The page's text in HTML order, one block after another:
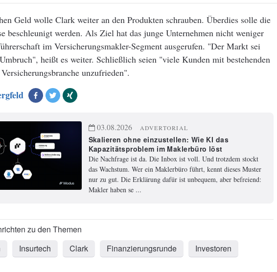
Geld wolle Clark weiter an den Produkten schrauben. Überdies solle die
beschleunigt werden. Als Ziel hat das junge Unternehmen nicht weniger
im Versicherungsmakler-Segment ausgerufen. "Der Markt sei
heißt es weiter. Schließlich seien "viele Kunden mit bestehenden
unzufrieden".
03.08.2026 ADVERTORIAL
Skalieren ohne einzustellen: Wie KI das
Kapazitätsproblem im Maklerbüro löst
Die Nachfrage ist da. Die Inbox ist voll. Und trotzdem stockt
das Wachstum. Wer ein Maklerbüro führt, kennt dieses Muster
nur zu gut. Die Erklärung dafür ist unbequem, aber befreiend:
Makler haben se ...
Insurtech Clark Finanzierungsrunde Investoren